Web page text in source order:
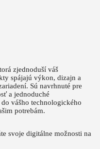
zjednoduší váš
spájajú výkon, dizajn a
Sú navrhnuté pre
a jednoduché
vášho technologického
potrebám.
svoje digitálne možnosti na